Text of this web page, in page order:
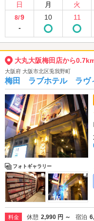
日 月 火
8/9
-
10 11
大丸大阪梅田店から
大阪府 大阪市北区兎我野町
梅田 ラブホテル ラヴ
フォトギャラリー
料金 休憩 2,990 円 ～ 宿泊